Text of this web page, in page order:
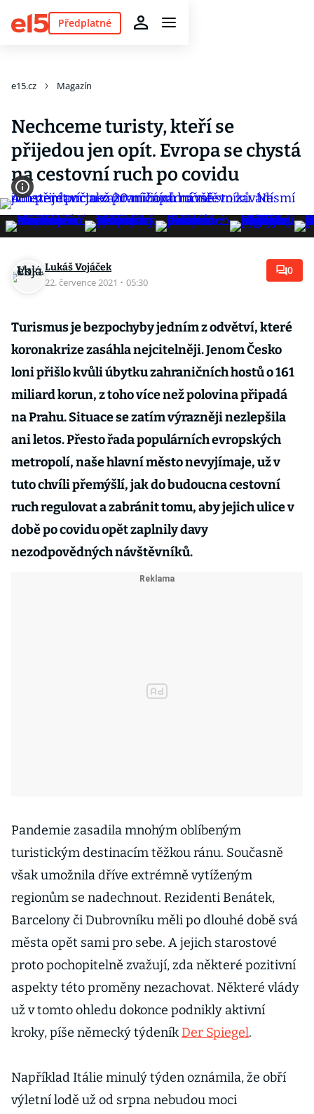
Předplatné
e15.cz Magazín
Nechceme turisty, kteří se
přijedou jen opít. Evropa se chystá
na cestovní ruch po covidu
Lukáš Vojáček
22. července 2021 · 05:30
0
Turismus je bezpochyby jedním z odvětví, které
koronakrize zasáhla nejcitelněji. Jenom Česko
loni přišlo kvůli úbytku zahraničních hostů o 161
miliard korun, z toho více než polovina připadá
na Prahu. Situace se zatím výrazněji nezlepšila
ani letos. Přesto řada populárních evropských
metropolí, naše hlavní město nevyjímaje, už v
tuto chvíli přemýšlí, jak do budoucna cestovní
ruch regulovat a zabránit tomu, aby jejich ulice v
době po covidu opět zaplnily davy
nezodpovědných návštěvníků.
Pandemie zasadila mnohým oblíbeným
turistickým destinacím těžkou ránu. Současně
však umožnila dříve extrémně vytíženým
regionům se nadechnout. Rezidenti Benátek,
Barcelony či Dubrovníku měli po dlouhé době svá
města opět sami pro sebe. A jejich starostové
proto pochopitelně zvažují, zda některé pozitivní
aspekty této proměny nezachovat. Některé vlády
už v tomto ohledu dokonce podnikly aktivní
kroky, píše německý týdeník Der Spiegel.
Například Itálie minulý týden oznámila, že obří
výletní lodě už od srpna nebudou moci